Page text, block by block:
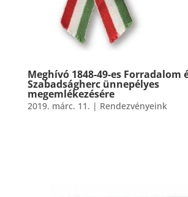
Meghívó 1848-49-es Forradalom
Szabadságherc ünnepélyes
megemlékezésére
2019. márc. 11. | Rendezvényeink